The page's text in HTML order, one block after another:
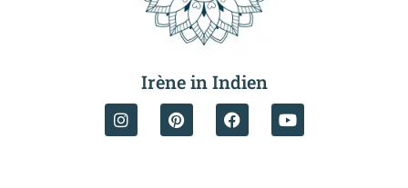
Irène in Indien